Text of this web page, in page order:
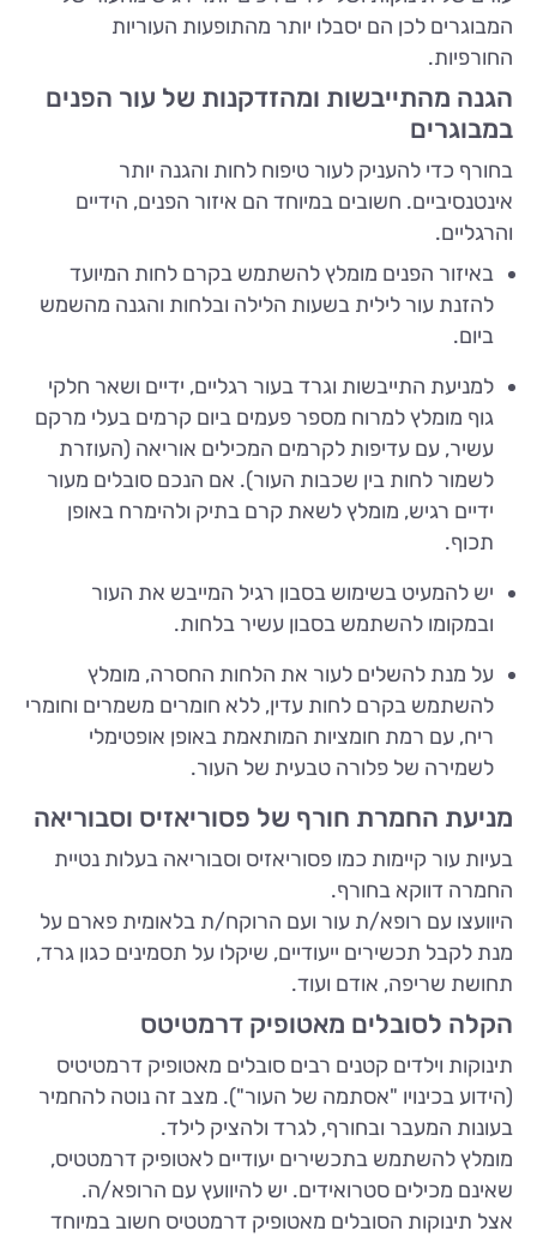
המבוגרים לכן הם יסבלו יותר מהתופעות העוריות
החורפיות.
הגנה מהתייבשות ומהזדקנות של עור הפנים
במבוגרים
בחורף כדי להעניק לעור טיפוח לחות והגנה יותר
אינטנסיביים. חשובים במיוחד הם איזור הפנים, הידיים
והרגליים.
באיזור הפנים מומלץ להשתמש בקרם לחות המיועד
להזנת עור לילית בשעות הלילה ובלחות והגנה מהשמש
ביום.
למניעת התייבשות וגרד בעור רגליים, ידיים ושאר חלקי
גוף מומלץ למרוח מספר פעמים ביום קרמים בעלי מרקם
עשיר, עם עדיפות לקרמים המכילים אוריאה (העוזרת
לשמור לחות בין שכבות העור). אם הנכם סובלים מעור
ידיים רגיש, מומלץ לשאת קרם בתיק ולהימרח באופן
תכוף.
יש להמעיט בשימוש בסבון רגיל המייבש את העור
ובמקומו להשתמש בסבון עשיר בלחות.
על מנת להשלים לעור את הלחות החסרה, מומלץ
להשתמש בקרם לחות עדין, ללא חומרים משמרים וחומרי
ריח, עם רמת חומציות המותאמת באופן אופטימלי
לשמירה של פלורה טבעית של העור.
מניעת החמרת חורף של פסוריאזיס וסבוריאה
בעיות עור קיימות כמו פסוריאזיס וסבוריאה בעלות נטיית
החמרה דווקא בחורף.
היוועצו עם רופא/ת עור ועם הרוקח/ת בלאומית פארם על
מנת לקבל תכשירים ייעודיים, שיקלו על תסמינים כגון גרד,
תחושת שריפה, אודם ועוד.
הקלה לסובלים מאטופיק דרמטיטס
תינוקות וילדים קטנים רבים סובלים מאטופיק דרמטיטיס
(הידוע בכינויו "אסתמה של העור"). מצב זה נוטה להחמיר
בעונות המעבר ובחורף, לגרד ולהציק לילד.
מומלץ להשתמש בתכשירים יעודיים לאטופיק דרמטטיס,
שאינם מכילים סטרואידים. יש להיוועץ עם הרופא/ה.
אצל תינוקות הסובלים מאטופיק דרמטטיס חשוב במיוחד